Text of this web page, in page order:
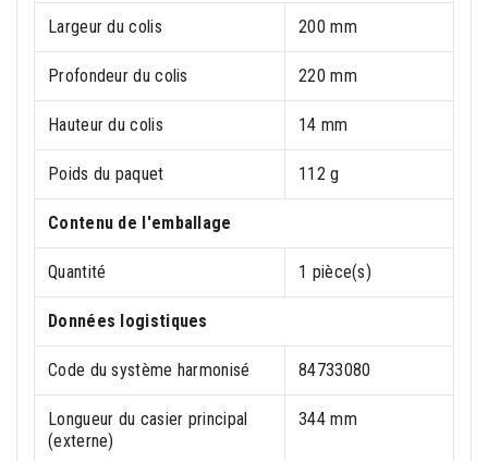
Largeur du colis 200 mm
Profondeur du colis 220 mm
Hauteur du colis 14 mm
Poids du paquet 112 g
Contenu de l'emballage
Quantité 1 pièce(s)
Données logistiques
Code du système harmonisé 84733080
Longueur du casier principal
(externe)
344 mm